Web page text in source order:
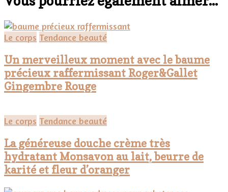
Le corps Tendance beauté
Un merveilleux moment avec le baume
précieux raffermissant Roger&Gallet
Gingembre Rouge
Le corps Tendance beauté
La généreuse douche crème très
hydratant Monsavon au lait, beurre de
karité et fleur d’oranger